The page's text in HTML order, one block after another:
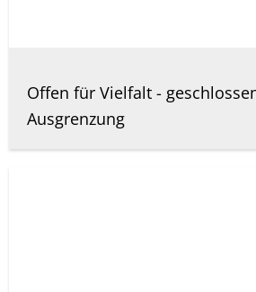
Offen für Vielfalt -
Ausgrenzung